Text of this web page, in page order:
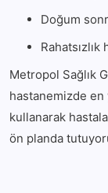
Doğum
Metropol Sağlık
hastanemizde
kullanarak
ön planda